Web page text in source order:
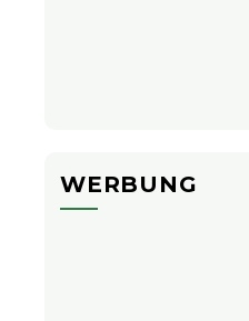
WERBUNG